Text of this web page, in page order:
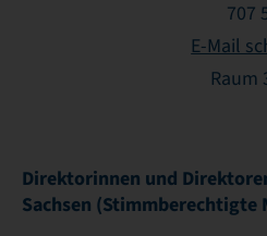
707
E-Mail
Raum
Direktorinnen und
Sachsen (Stimmberechtigte